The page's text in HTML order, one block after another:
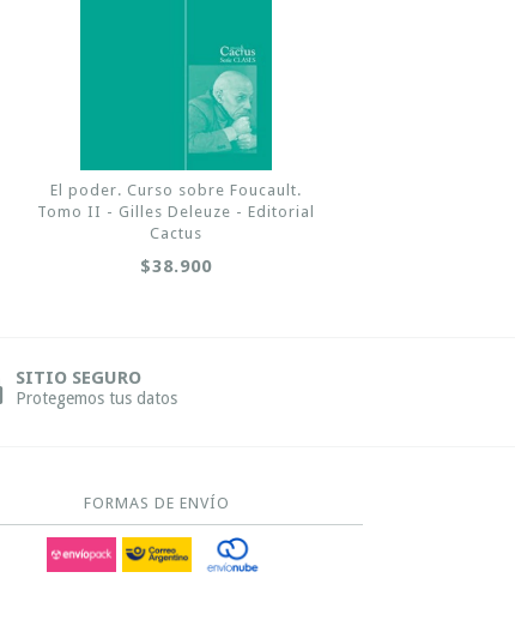
El poder. Curso sobre Foucault.
Tomo II - Gilles Deleuze - Editorial
Cactus
$38.900
SITIO SEGURO
Protegemos tus datos
FORMAS DE ENVÍO